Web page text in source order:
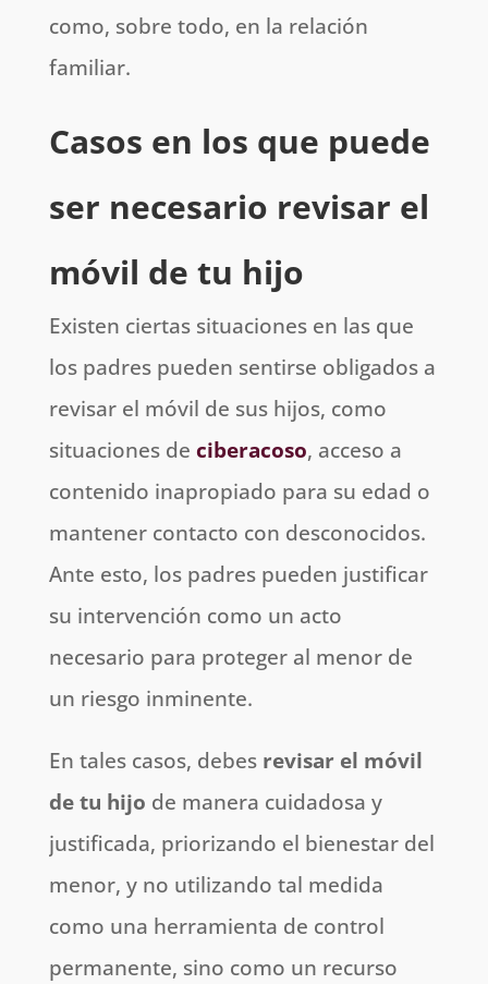
como, sobre todo, en la relación
familiar.
Casos en los que puede
ser necesario revisar el
móvil de tu hijo
Existen ciertas situaciones en las que
los padres pueden sentirse obligados a
revisar el móvil de sus hijos, como
situaciones de ciberacoso, acceso a
contenido inapropiado para su edad o
mantener contacto con desconocidos.
Ante esto, los padres pueden justificar
su intervención como un acto
necesario para proteger al menor de
un riesgo inminente.
En tales casos, debes revisar el móvil
de tu hijo de manera cuidadosa y
justificada, priorizando el bienestar del
menor, y no utilizando tal medida
como una herramienta de control
permanente, sino como un recurso